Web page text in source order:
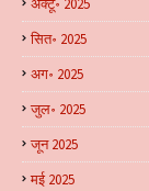
अक्टू॰ 2025
सित॰ 2025
अग॰ 2025
जुल॰ 2025
जून 2025
मई 2025